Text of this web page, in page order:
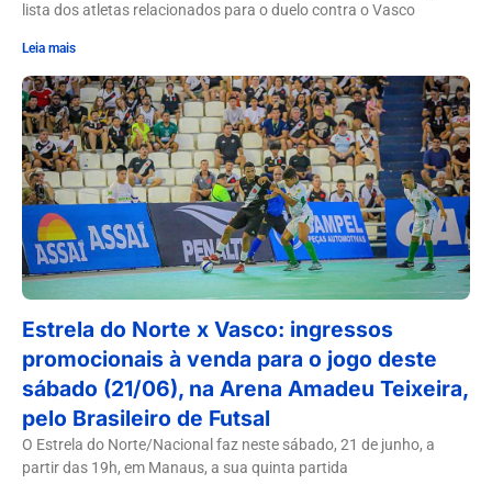
lista dos atletas relacionados para o duelo contra o Vasco
Leia mais
Estrela do Norte x Vasco: ingressos
promocionais à venda para o jogo deste
sábado (21/06), na Arena Amadeu Teixeira,
pelo Brasileiro de Futsal
O Estrela do Norte/Nacional faz neste sábado, 21 de junho, a
partir das 19h, em Manaus, a sua quinta partida